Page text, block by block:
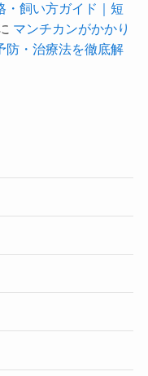
・飼い方ガイド｜短
マンチカンがかかり
防・治療法を徹底解